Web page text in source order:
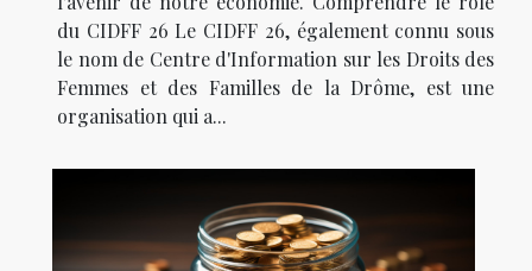
du CIDFF 26 Le CIDFF 26, également connu sous
le nom de Centre d'Information sur les Droits des
Femmes et des Familles de la Drôme, est une
organisation qui a...